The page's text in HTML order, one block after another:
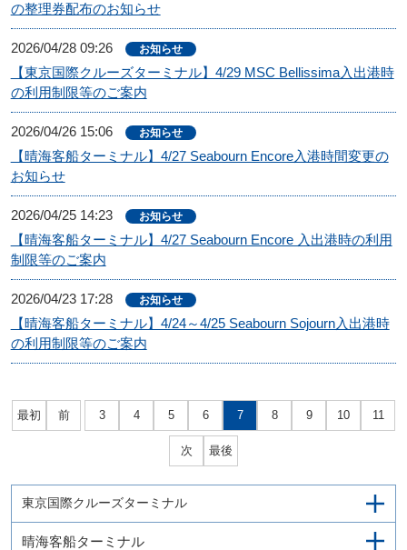
の整理券配布のお知らせ
2026/04/28 09:26 お知らせ
【東京国際クルーズターミナル】4/29 MSC Bellissima入出港時
の利用制限等のご案内
2026/04/26 15:06 お知らせ
【晴海客船ターミナル】4/27 Seabourn Encore入港時間変更の
お知らせ
2026/04/25 14:23 お知らせ
【晴海客船ターミナル】4/27 Seabourn Encore 入出港時の利用
制限等のご案内
2026/04/23 17:28 お知らせ
【晴海客船ターミナル】4/24～4/25 Seabourn Sojourn入出港時
の利用制限等のご案内
最初 前 3 4 5 6 7 8 9 10 11
次 最後
東京国際クルーズターミナル
晴海客船ターミナル